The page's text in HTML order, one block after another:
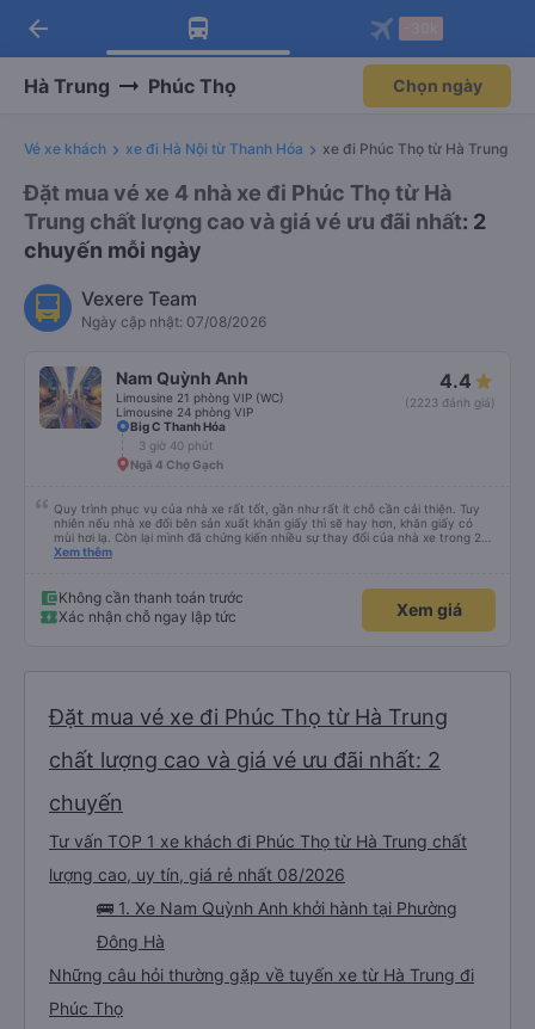
Tải app Vexere ngay!
Nhận ưu đãi thành viên độc
Mở app
Tải app Vexere
-30k/ghế khi đặt vé máy bay qua
Mở app
arrow_back
Hà Trung Phúc Thọ Chọn ngày
Vé xe khách xe đi Hà Nội từ Thanh Hóa xe đi Phúc Thọ từ Hà Trung
Đặt mua vé xe 4 nhà xe đi Phúc Thọ từ Hà
Trung chất lượng cao và giá vé ưu đãi nhất: 2
chuyến mỗi ngày
Vexere Team
Ngày cập nhật: 07/08/2026
Nam Quỳnh Anh
Limousine 21 phòng VIP (WC)
Limousine 24 phòng VIP
4.4
(2223 đánh giá)
Big C Thanh Hóa
3 giờ 40 phút
Ngã 4 Chợ Gạch
Quy trình phục vụ của nhà xe rất tốt, gần như rất ít chỗ cần cải thiện. Tuy
nhiên nếu nhà xe đổi bên sản xuất khăn giấy thì sẽ hay hơn, khăn giấy có
mùi hơi lạ. Còn lại mình đã chứng kiến nhiều sự thay đổi của nhà xe trong 2
tháng vừa rồi: tài xế và phụ xe ngày càng thân thiện, quy trình phục vụ rõ
Xem thêm
Không cần thanh toán trước
Xác nhận chỗ ngay lập tức
Xem giá
Đặt mua vé xe đi Phúc Thọ từ Hà Trung
chất lượng cao và giá vé ưu đãi nhất: 2
chuyến
Tư vấn TOP 1 xe khách đi Phúc Thọ từ Hà Trung chất
lượng cao, uy tín, giá rẻ nhất 08/2026
🚌 1. Xe Nam Quỳnh Anh khởi hành tại Phường
Đông Hà
Những câu hỏi thường gặp về tuyến xe từ Hà Trung đi
Phúc Thọ